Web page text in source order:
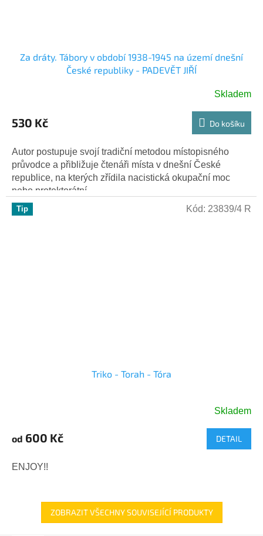
Za dráty. Tábory v období 1938-1945 na území dnešní
České republiky - PADEVĚT JIŘÍ
Skladem
530 Kč Do košíku
Autor postupuje svojí tradiční metodou místopisného
průvodce a přibližuje čtenáři místa v dnešní České
republice, na kterých zřídila nacistická okupační moc
nebo protektorátní...
Tip
Triko - Torah - Tóra
Skladem
od 600 Kč DETAIL
ENJOY!!
Kód: 23839/4 R
ZOBRAZIT VŠECHNY SOUVISEJÍCÍ PRODUKTY